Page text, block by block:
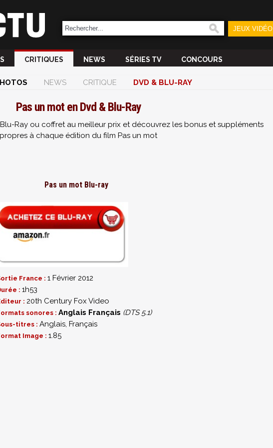
JEUX VIDÉO
CRITIQUES NEWS SÉRIES TV CONCOURS
NEWS CRITIQUE DVD & BLU-RAY
Pas un mot en Dvd & Blu-Ray
Ray ou coffret au meilleur prix et découvrez les bonus et suppléments
propres à chaque édition du film Pas un mot
Pas un mot Blu-ray
France : 1 Février 2012
: 1h53
: 20th Century Fox Video
sonores : Anglais Français (DTS 5.1)
titres : Anglais, Français
Image : 1.85